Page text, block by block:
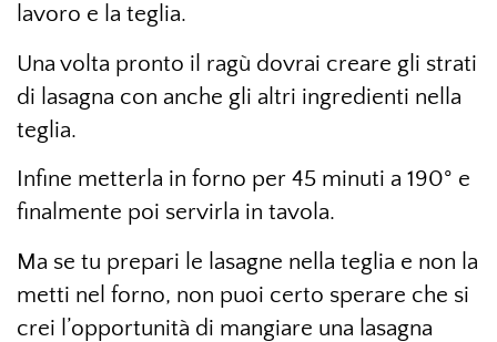
lavoro e la teglia.
Una volta pronto il ragù dovrai creare gli strati
di lasagna con anche gli altri ingredienti nella
teglia.
Infine metterla in forno per 45 minuti a 190° e
finalmente poi servirla in tavola.
Ma se tu prepari le lasagne nella teglia e non la
metti nel forno, non puoi certo sperare che si
crei l’opportunità di mangiare una lasagna